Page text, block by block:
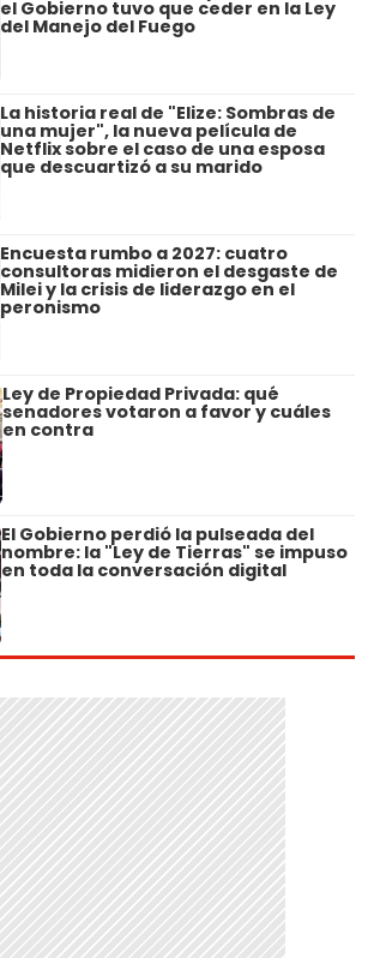
el Gobierno tuvo que ceder en la Ley
del Manejo del Fuego
La historia real de "Elize: Sombras de
una mujer", la nueva película de
Netflix sobre el caso de una esposa
que descuartizó a su marido
Encuesta rumbo a 2027: cuatro
consultoras midieron el desgaste de
Milei y la crisis de liderazgo en el
peronismo
Ley de Propiedad Privada: qué
senadores votaron a favor y cuáles
en contra
El Gobierno perdió la pulseada del
nombre: la "Ley de Tierras" se impuso
en toda la conversación digital